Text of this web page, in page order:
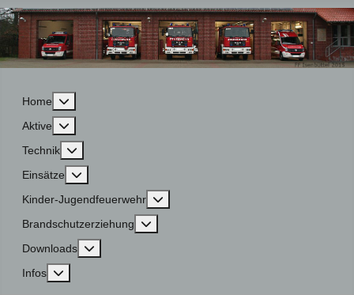
Home
Aktive
Technik
Einsätze
Kinder-Jugendfeuerwehr
Brandschutzerziehung
Downloads
Infos